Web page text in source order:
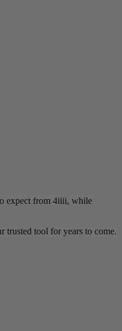
expect from 4iiii, while
trusted tool for years to come.